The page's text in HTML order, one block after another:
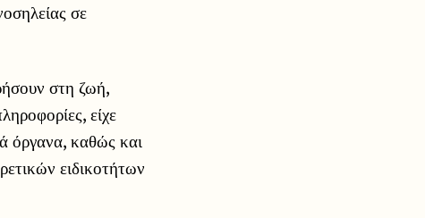
σε
στη ζωή,
είχε
όργανα, καθώς και
ειδικοτήτων